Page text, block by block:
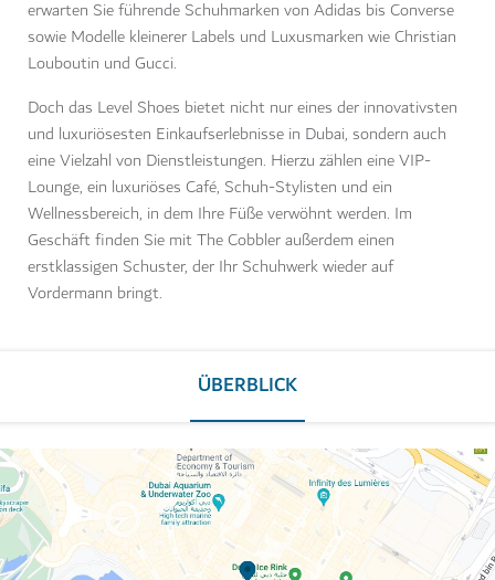
erwarten Sie führende Schuhmarken von Adidas bis Converse
sowie Modelle kleinerer Labels und Luxusmarken wie Christian
Louboutin und Gucci.
Doch das Level Shoes bietet nicht nur eines der innovativsten
und luxuriösesten Einkaufserlebnisse in Dubai, sondern auch
eine Vielzahl von Dienstleistungen. Hierzu zählen eine VIP-
Lounge, ein luxuriöses Café, Schuh-Stylisten und ein
Wellnessbereich, in dem Ihre Füße verwöhnt werden. Im
Geschäft finden Sie mit The Cobbler außerdem einen
erstklassigen Schuster, der Ihr Schuhwerk wieder auf
Vordermann bringt.
ÜBERBLICK